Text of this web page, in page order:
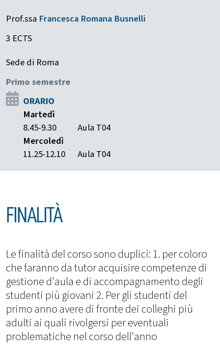
Prof.ssa Francesca Romana Busnelli
3 ECTS
Sede di Roma
Primo semestre
ORARIO
Martedì
8.45-9.30
Aula T04
Mercoledì
11.25-12.10
Aula T04
FINALITÀ
Le finalità del corso sono duplici: 1. per coloro
che faranno da tutor acquisire competenze di
gestione d'aula e di accompagnamento degli
studenti più giovani 2. Per gli studenti del
primo anno avere di fronte dei colleghi più
adulti ai quali rivolgersi per eventuali
problematiche nel corso dell'anno